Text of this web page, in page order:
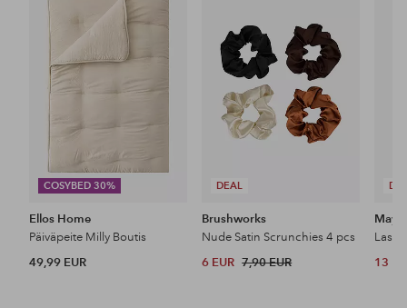
COSYBED 30%
Ellos Home
Päiväpeite Milly Boutis
49,99 EUR
DEAL
Brushworks
Nude Satin Scrunchies 4 pcs
6 EUR 7,90 EUR 13